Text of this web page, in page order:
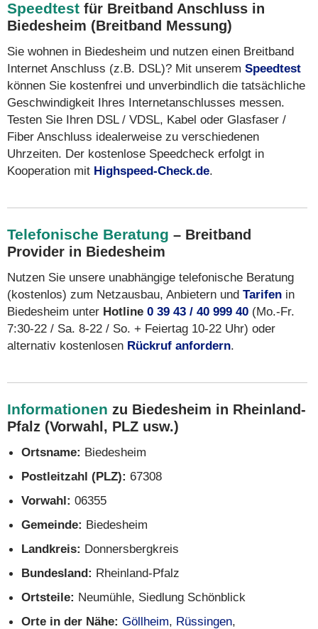
Speedtest für Breitband Anschluss in
Biedesheim (Breitband Messung)
Sie wohnen in Biedesheim und nutzen einen Breitband
Internet Anschluss (z.B. DSL)? Mit unserem Speedtest
können Sie kostenfrei und unverbindlich die tatsächliche
Geschwindigkeit Ihres Internetanschlusses messen.
Testen Sie Ihren DSL / VDSL, Kabel oder Glasfaser /
Fiber Anschluss idealerweise zu verschiedenen
Uhrzeiten. Der kostenlose Speedcheck erfolgt in
Kooperation mit Highspeed-Check.de.
Telefonische Beratung – Breitband
Provider in Biedesheim
Nutzen Sie unsere unabhängige telefonische Beratung
(kostenlos) zum Netzausbau, Anbietern und Tarifen in
Biedesheim unter Hotline 0 39 43 / 40 999 40 (Mo.-Fr.
7:30-22 / Sa. 8-22 / So. + Feiertag 10-22 Uhr) oder
alternativ kostenlosen Rückruf anfordern.
Informationen zu Biedesheim in Rheinland-
Pfalz (Vorwahl, PLZ usw.)
Ortsname: Biedesheim
Postleitzahl (PLZ): 67308
Vorwahl: 06355
Gemeinde: Biedesheim
Landkreis: Donnersbergkreis
Bundesland: Rheinland-Pfalz
Ortsteile: Neumühle, Siedlung Schönblick
Orte in der Nähe: Göllheim, Rüssingen,